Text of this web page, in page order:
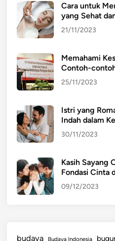
Cara untuk
yang Sehat
21/11/2023
Memahami
Contoh-
25/11/2023
Istri yang
Indah dalam
30/11/2023
Kasih Sayang
Fondasi Cinta
09/12/2023
budaya Budaya Indonesia